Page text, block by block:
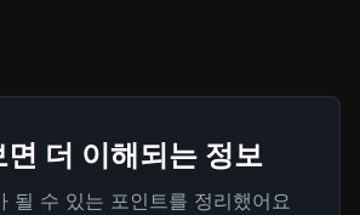
면 더 이해되는 정보
될 수 있는 포인트를 정리했어요